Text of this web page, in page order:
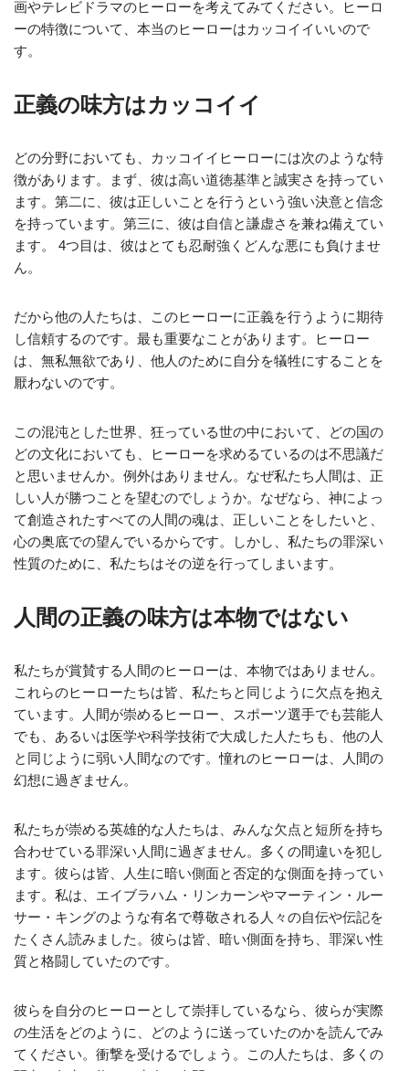
画やテレビドラマのヒーローを考えてみてください。ヒーロ
ーの特徴について、本当のヒーローはカッコイイいいので
す。
正義の味方はカッコイイ
どの分野においても、カッコイイヒーローには次のような特
徴があります。まず、彼は高い道徳基準と誠実さを持ってい
ます。第二に、彼は正しいことを行うという強い決意と信念
を持っています。第三に、彼は自信と謙虚さを兼ね備えてい
ます。 4つ目は、彼はとても忍耐強くどんな悪にも負けませ
ん。
だから他の人たちは、このヒーローに正義を行うように期待
し信頼するのです。最も重要なことがあります。ヒーロー
は、無私無欲であり、他人のために自分を犠牲にすることを
厭わないのです。
この混沌とし​​た世界、狂っている世の中において、どの国の
どの文化においても、ヒーローを求めるているのは不思議だ
と思いませんか。例外はありません。なぜ私たち人間は、正
しい人が勝つことを望むのでしょうか。なぜなら、神によっ
て創造されたすべての人間の魂は、正しいことをしたいと、
心の奥底での望んでいるからです。しかし、私たちの罪深い
性質のために、私たちはその逆を行ってしまいます。
人間の正義の味方は本物ではない
私たちが賞賛する人間のヒーローは、本物ではありません。
これらのヒーローたちは皆、私たちと同じように欠点を抱え
ています。人間が崇めるヒーロー、スポーツ選手でも芸能人
でも、あるいは医学や科学技術で大成した人たちも、他の人
と同じように弱い人間なのです。憧れのヒーローは、人間の
幻想に過ぎません。
私たちが崇める英雄的な人たちは、みんな欠点と短所を持ち
合わせている罪深い人間に過ぎません。多くの間違いを犯し
ます。彼らは皆、人生に暗い側面と否定的な側面を持ってい
ます。私は、エイブラハム・リンカーンやマーティン・ルー
サー・キングのような有名で尊敬される人々の自伝や伝記を
たくさん読みました。彼らは皆、暗い側面を持ち、罪深い性
質と格闘していたのです。
彼らを自分のヒーローとして崇拝しているなら、彼らが実際
の生活をどのように、どのように送っていたのかを読んでみ
てください。衝撃を受けるでしょう。この人たちは、多くの